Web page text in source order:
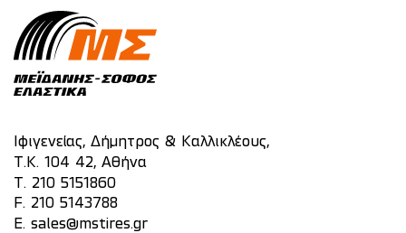
Ιφιγενείας, Δήμητρος & Καλλικλέους,
Τ.Κ. 104 42, Αθήνα
T. 210 5151860
F. 210 5143788
E. sales@mstires.gr